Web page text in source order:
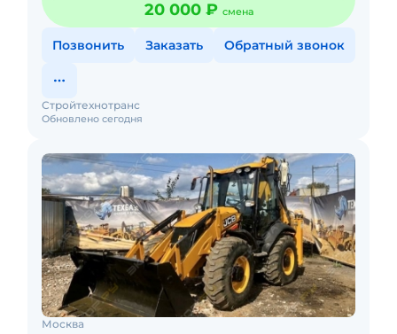
20 000 ₽ смена
Позвонить Заказать Обратный звонок
Обновлено сегодня
Стройтехнотранс
Москва